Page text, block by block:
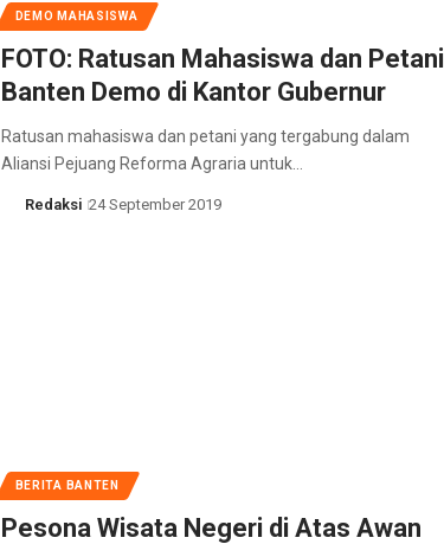
DEMO MAHASISWA
FOTO: Ratusan Mahasiswa dan Petani
Banten Demo di Kantor Gubernur
Ratusan mahasiswa dan petani yang tergabung dalam
Aliansi Pejuang Reforma Agraria untuk…
Redaksi 24 September 2019
BERITA BANTEN
Pesona Wisata Negeri di Atas Awan